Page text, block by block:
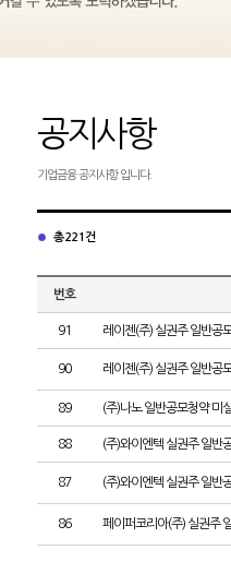
공지사항
기업금융 공지사항 입니다.
총 221건
번호
91 레이젠(주) 실권주 일반공
90 레이젠(주) 실권주 일반공
89 (주)나노 일반공모청약 미
88 (주)와이엔텍 실권주 일반
87 (주)와이엔텍 실권주 일반
86 페이퍼코리아(주) 실권주